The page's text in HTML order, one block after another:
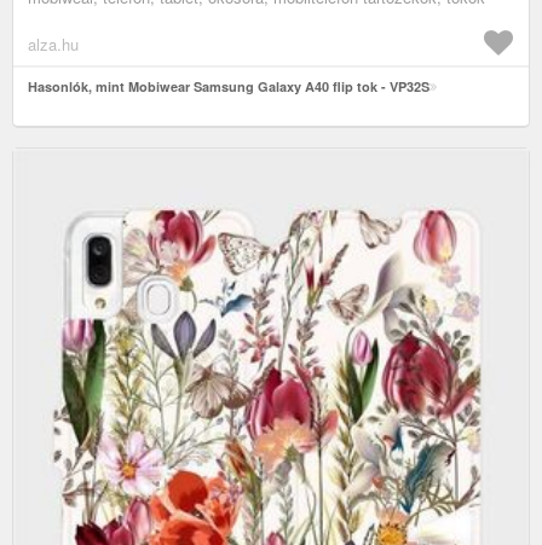
alza.hu
Hasonlók, mint Mobiwear Samsung Galaxy A40 flip tok - VP32S